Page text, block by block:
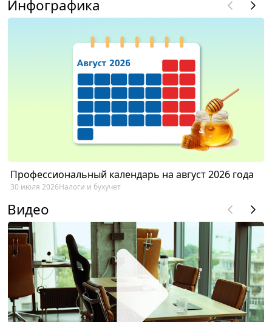
Инфографика
Профессиональный календарь на август 2026 года
30 июля 2026Налоги и бухучет
Видео